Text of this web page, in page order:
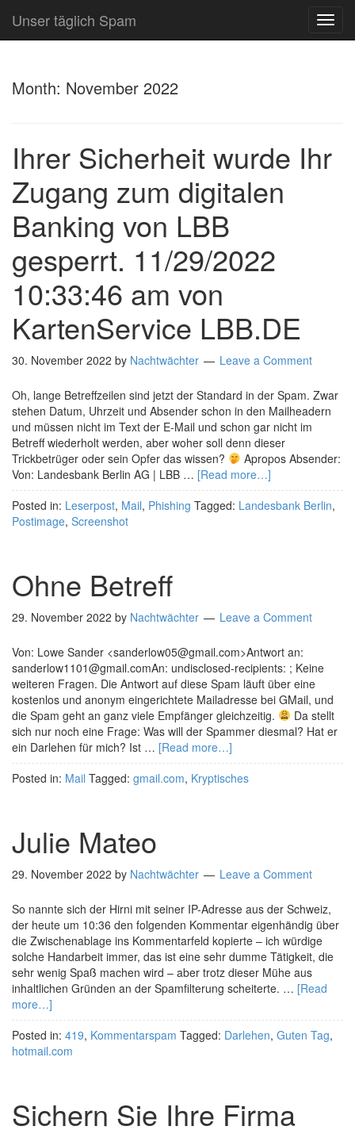
Unser täglich Spam
Month: November 2022
Ihrer Sicherheit wurde Ihr
Zugang zum digitalen
Banking von LBB
gesperrt. 11/29/2022
10:33:46 am von
KartenService LBB.DE
30. November 2022 by Nachtwächter Leave a Comment
Oh, lange Betreffzeilen sind jetzt der Standard in der Spam. Zwar
stehen Datum, Uhrzeit und Absender schon in den Mailheadern
und müssen nicht im Text der E-Mail und schon gar nicht im
Betreff wiederholt werden, aber woher soll denn dieser
Trickbetrüger oder sein Opfer das wissen?
Apropos Absender:
Von: Landesbank Berlin AG | LBB … [Read more…]
Posted in: Leserpost, Mail, Phishing Tagged: Landesbank Berlin,
Postimage, Screenshot
Ohne Betreff
29. November 2022 by Nachtwächter Leave a Comment
Von: Lowe Sander <sanderlow05@gmail.com>Antwort an:
sanderlow1101@gmail.comAn: undisclosed-recipients: ; Keine
weiteren Fragen. Die Antwort auf diese Spam läuft über eine
kostenlos und anonym eingerichtete Mailadresse bei GMail, und
die Spam geht an ganz viele Empfänger gleichzeitig.
Da stellt
sich nur noch eine Frage: Was will der Spammer diesmal? Hat er
ein Darlehen für mich? Ist … [Read more…]
Posted in: Mail Tagged: gmail.com, Kryptisches
Julie Mateo
29. November 2022 by Nachtwächter Leave a Comment
So nannte sich der Hirni mit seiner IP-Adresse aus der Schweiz,
der heute um 10:36 den folgenden Kommentar eigenhändig über
die Zwischenablage ins Kommentarfeld kopierte – ich würdige
solche Handarbeit immer, das ist eine sehr dumme Tätigkeit, die
sehr wenig Spaß machen wird – aber trotz dieser Mühe aus
inhaltlichen Gründen an der Spamfilterung scheiterte. … [Read
more…]
Posted in: 419, Kommentarspam Tagged: Darlehen, Guten Tag,
hotmail.com
Sichern Sie Ihre Firma